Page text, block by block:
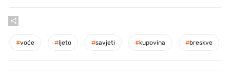
#voće #ljeto #savjeti #kupovina #breskve